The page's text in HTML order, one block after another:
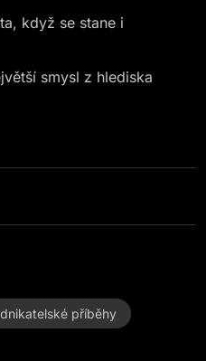
když se stane i
smysl z hlediska
příběhy